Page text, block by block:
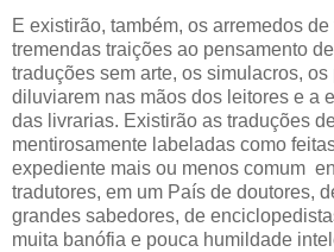
E existirão, também, os arremedos
tremendas traições ao pensamento
traduções sem arte, os simulacros,
diluviarem nas mãos dos leitores e a
das livrarias. Existirão as traduções
mentirosamente labeladas como
expediente mais ou menos comum
tradutores, em um País de doutores,
grandes sabedores, de
muita banófia e pouca humildade